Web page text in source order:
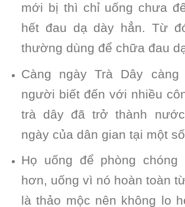
mới bị thì chỉ uống chưa
hết đau dạ dày hẳn. Từ
thường dùng để chữa đau
Càng ngày Trà Dây
người biết đến với nhiều
trà dây đã trở thành
ngày của dân gian tại một
Họ uống để phòng
hơn, uống vì nó hoàn toàn
là thảo mộc nên không lo